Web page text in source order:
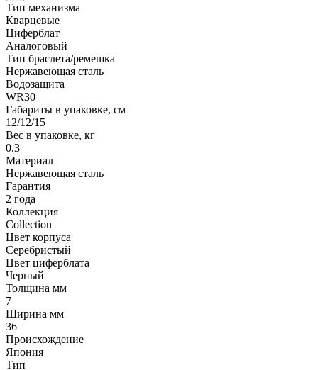
Тип механизма
Кварцевые
Циферблат
Аналоговый
Тип браслета/ремешка
Нержавеющая сталь
Водозащита
WR30
Габариты в упаковке, см
12/12/15
Вес в упаковке, кг
0.3
Материал
Нержавеющая сталь
Гарантия
2 года
Коллекция
Collection
Цвет корпуса
Серебристый
Цвет циферблата
Черный
Толщина мм
7
Ширина мм
36
Происхождение
Япония
Тип